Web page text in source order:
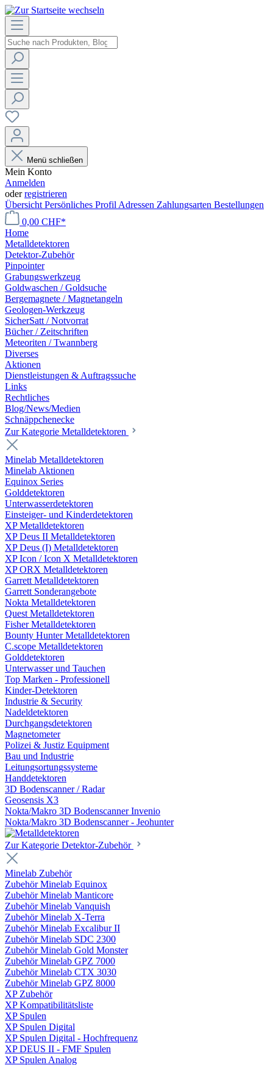
Menü schließen
Mein Konto
Anmelden
oderregistrieren
Übersicht Persönliches Profil Adressen Zahlungsarten Bestellungen
0,00 CHF*
Home
Metalldetektoren
Detektor-Zubehör
Pinpointer
Grabungswerkzeug
Goldwaschen / Goldsuche
Bergemagnete / Magnetangeln
Geologen-Werkzeug
SicherSatt / Notvorrat
Bücher / Zeitschriften
Meteoriten / Twannberg
Diverses
Aktionen
Dienstleistungen & Auftragssuche
Links
Rechtliches
Blog/News/Medien
Schnäppchenecke
Zur Kategorie Metalldetektoren
Minelab Metalldetektoren
Minelab Aktionen
Equinox Series
Golddetektoren
Unterwasserdetektoren
Einsteiger- und Kinderdetektoren
XP Metalldetektoren
XP Deus II Metalldetektoren
XP Deus (I) Metalldetektoren
XP Icon / Icon X Metalldetektoren
XP ORX Metalldetektoren
Garrett Metalldetektoren
Garrett Sonderangebote
Nokta Metalldetektoren
Quest Metalldetektoren
Fisher Metalldetektoren
Bounty Hunter Metalldetektoren
C.scope Metalldetektoren
Golddetektoren
Unterwasser und Tauchen
Top Marken - Professionell
Kinder-Detektoren
Industrie & Security
Nadeldetektoren
Durchgangsdetektoren
Magnetometer
Polizei & Justiz Equipment
Bau und Industrie
Leitungsortungssysteme
Handdetektoren
3D Bodenscanner / Radar
Geosensis X3
Nokta/Makro 3D Bodenscanner Invenio
Nokta/Makro 3D Bodenscanner - Jeohunter
Zur Kategorie Detektor-Zubehör
Minelab Zubehör
Zubehör Minelab Equinox
Zubehör Minelab Manticore
Zubehör Minelab Vanquish
Zubehör Minelab X-Terra
Zubehör Minelab Excalibur II
Zubehör Minelab SDC 2300
Zubehör Minelab Gold Monster
Zubehör Minelab GPZ 7000
Zubehör Minelab CTX 3030
Zubehör Minelab GPZ 8000
XP Zubehör
XP Kompatibilitätsliste
XP Spulen
XP Spulen Digital
XP Spulen Digital - Hochfrequenz
XP DEUS II - FMF Spulen
XP Spulen Analog